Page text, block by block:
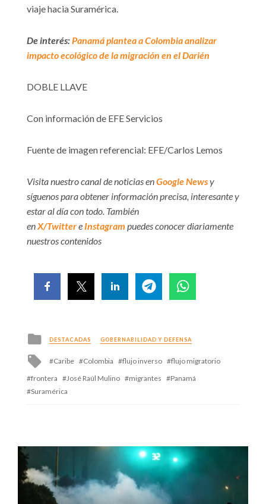
viaje hacia Suramérica.
De interés:Panamá plantea a Colombia analizar
impacto ecológico de la migración en el Darién
DOBLE LLAVE
Con información de EFE Servicios
Fuente de imagen referencial: EFE/Carlos Lemos
Visita nuestro canal de noticias enGoogle Newsy
síguenos para obtener información precisa, interesante y
estar al día con todo. También
enX/Twittere Instagram puedes conocer diariamente
nuestros contenidos
Posted
in
DESTACADAS GOBERNABILIDAD Y DEFENSA
Tagged
Caribe Colombia flujo inverso
flujo migratorio
frontera
José Raúl Mulino migrantes
Panamá
Suramérica